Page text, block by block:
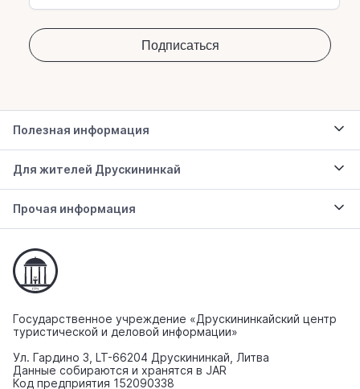
Полезная информация
Для жителей Друскининкай
Прочая информация
Государственное учреждение «Друскининкайский центр
туристической и деловой информации»
Ул. Гардино 3, LT-66204 Друскининкай, Литва
Данные собираются и хранятся в JAR
Код предприятия 152090338